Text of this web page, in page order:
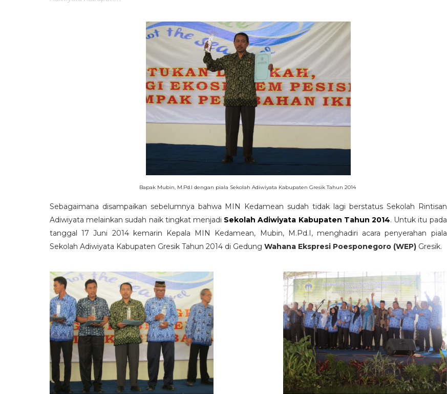
Bapak Mubin, M.Pd.I dengan piala Sekolah Adiwiyata Kabupaten Gresik Tahun 2014
Sebagaimana disampaikan sebelumnya bahwa MIN Kedamean sudah tidak lagi berstatus Sekolah Rintisan
Adiwiyata melainkan sudah naik tingkat menjadi Sekolah Adiwiyata Kabupaten Tahun 2014. Untuk itu pada
tanggal 17 Juni 2014 kemarin Kepala MIN Kedamean, Mubin, M.Pd.I, menghadiri acara penyerahan piala
Sekolah Adiwiyata Kabupaten Gresik Tahun 2014 di Gedung Wahana Ekspresi Poesponegoro (WEP) Gresik.